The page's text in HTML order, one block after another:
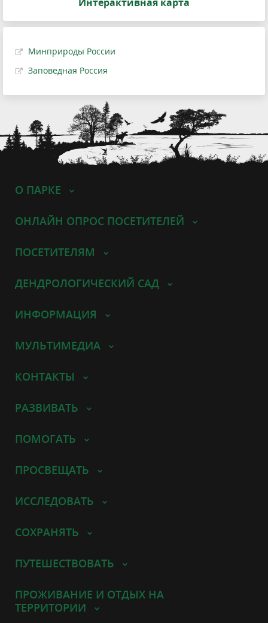
Минприроды России
Заповедная Россия
О ПАРКЕ
ОНЛАЙН ОПРОС ПОСЕТИТЕЛЕЙ
ПОСЕТИТЕЛЯМ
ДЕНДРОЛОГИЧЕСКИЙ САД
ИНФОРМАЦИЯ
МУЛЬТИМЕДИА
КОНТАКТЫ
РАЗВИВАТЬ
ПОМОГАТЬ
ПРОСВЕЩАТЬ
ИССЛЕДОВАТЬ
СОХРАНЯТЬ
ПУТЕШЕСТВОВАТЬ
ПРОЖИВАНИЕ И ОТДЫХ НА
ТЕРРИТОРИИ